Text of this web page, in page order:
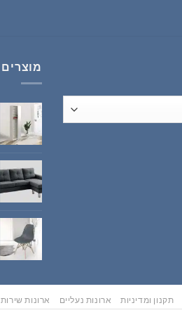
מוצרים
תקנון ומדיניות ארונות נעליים ארונות שירות